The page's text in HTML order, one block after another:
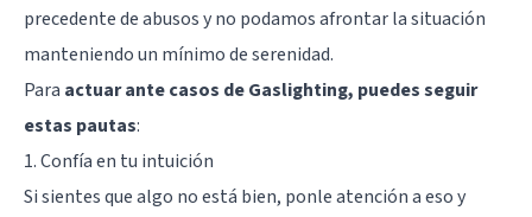
precedente de abusos y no podamos afrontar la situación
manteniendo un mínimo de serenidad.
Para actuar ante casos de Gaslighting, puedes seguir
estas pautas:
1. Confía en tu intuición
Si sientes que algo no está bien, ponle atención a eso y